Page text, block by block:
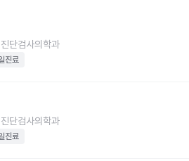
진단검사의학과
진료
진단검사의학과
진료